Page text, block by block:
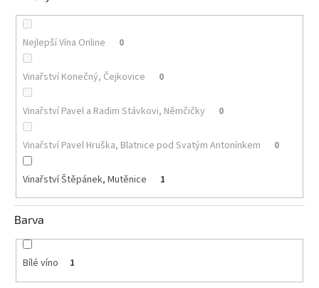
Akční
nabídka
Poslední
láhve
skladem
Cuvée
vína
Klarety
Vína
jakosti
Víno
podle
obsahu
cukru
Nejlepší Vína Online 0
Vinařství Konečný, Čejkovice 0
Vinařství Pavel a Radim Stávkovi, Němčičky 0
Vinařství Pavel Hruška, Blatnice pod Svatým Antonínkem 0
Vinařství Štěpánek, Mutěnice 1
Barva
Bílé víno 1